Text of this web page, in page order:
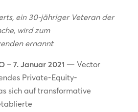
ein 30-jähriger Veteran der
wird zum
ernannt
– 7. Januar 2021 — Vector
Private-Equity-
sich auf transformative